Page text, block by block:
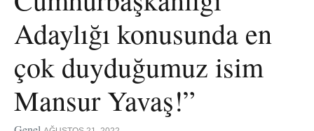
Adaylığı konusunda en
çok duyduğumuz isim
Mansur Yavaş!”